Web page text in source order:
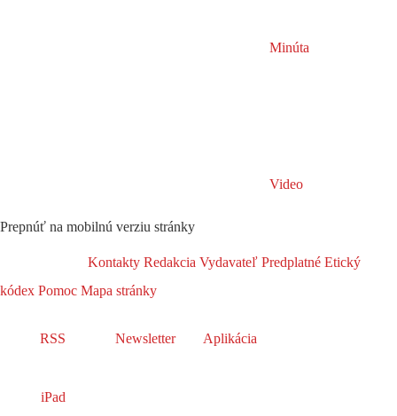
Minúta
Video
Prepnúť na mobilnú verziu stránky
Kontakty Redakcia Vydavateľ Predplatné Etický
kódex Pomoc Mapa stránky
RSS Newsletter Aplikácia
iPad